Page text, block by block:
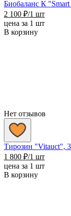
Биобаланс К
2 100 ₽/1 шт
цена за 1 шт
В корзину
Нет отзывов
Тирозин "Vitauct",
1 800 ₽/1 шт
цена за 1 шт
В корзину